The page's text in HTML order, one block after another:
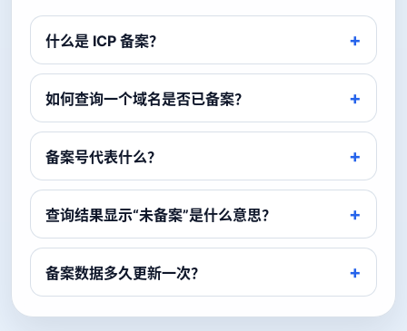
什么是 ICP 备案？
如何查询一个域名是否已备案？
备案号代表什么？
查询结果显示“未备案”是什么意思？
备案数据多久更新一次？